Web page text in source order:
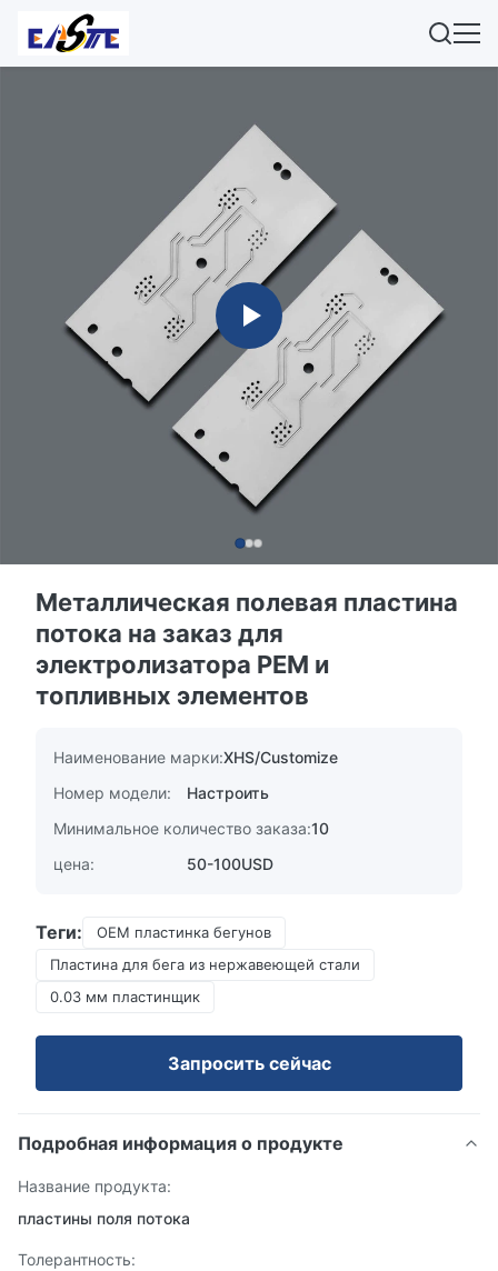
Металлическая полевая пластина
потока на заказ для
электролизатора PEM и
топливных элементов
Наименование марки:XHS/Customize
Номер модели:
Настроить
Минимальное количество заказа:10
цена:
50-100USD
Теги:
OEM пластинка бегунов
Пластина для бега из нержавеющей стали
0.03 мм пластинщик
Запросить сейчас
Подробная информация о продукте
Название продукта:
пластины поля потока
Толерантность: